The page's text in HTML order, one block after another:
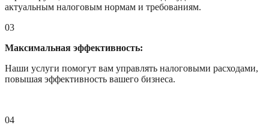
актуальным налоговым нормам и требованиям.
03
Максимальная эффективность:
Наши услуги помогут вам управлять налоговыми расходами,
повышая эффективность вашего бизнеса.
04